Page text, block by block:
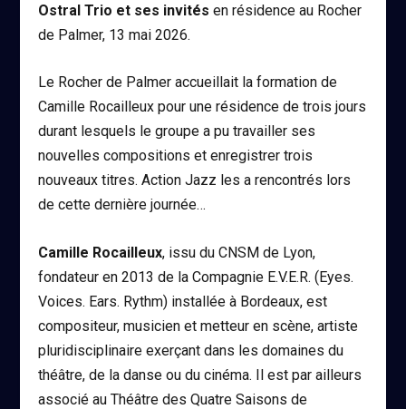
Ostral Trio et ses invités en résidence au Rocher
de Palmer, 13 mai 2026.
Le Rocher de Palmer accueillait la formation de
Camille Rocailleux pour une résidence de trois jours
durant lesquels le groupe a pu travailler ses
nouvelles compositions et enregistrer trois
nouveaux titres. Action Jazz les a rencontrés lors
de cette dernière journée…
Camille Rocailleux, issu du CNSM de Lyon,
fondateur en 2013 de la Compagnie E.V.E.R. (Eyes.
Voices. Ears. Rythm) installée à Bordeaux, est
compositeur, musicien et metteur en scène, artiste
pluridisciplinaire exerçant dans les domaines du
théâtre, de la danse ou du cinéma. Il est par ailleurs
associé au Théâtre des Quatre Saisons de